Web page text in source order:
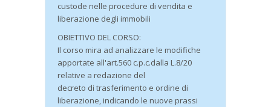
custode nelle procedure di vendita e
liberazione degli immobili
OBIETTIVO DEL CORSO:
Il corso mira ad analizzare le modifiche
apportate all'art.560 c.p.c.dalla L.8/20
relative a redazione del
decreto di trasferimento e ordine di
liberazione, indicando le nuove prassi